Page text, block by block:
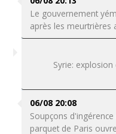
Le gouvernement
après les meurtrières
Syrie:
06/08 20:08
Soupçons
parquet de Paris